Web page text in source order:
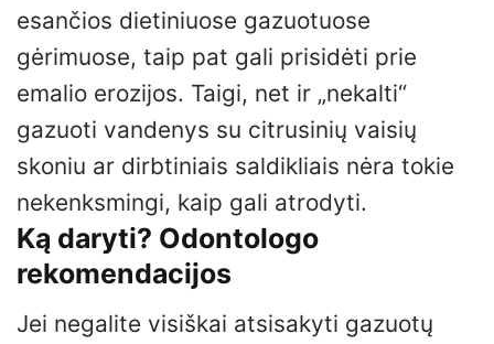
esančios dietiniuose gazuotuose
gėrimuose, taip pat gali prisidėti prie
emalio erozijos. Taigi, net ir „nekalti“
gazuoti vandenys su citrusinių vaisių
skoniu ar dirbtiniais saldikliais nėra tokie
nekenksmingi, kaip gali atrodyti.
Ką daryti? Odontologo
rekomendacijos
Jei negalite visiškai atsisakyti gazuotų